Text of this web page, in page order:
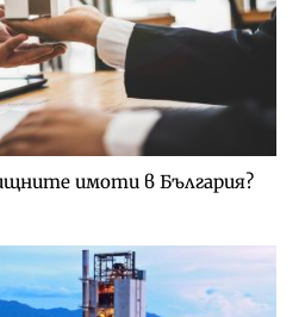
имоти в България?